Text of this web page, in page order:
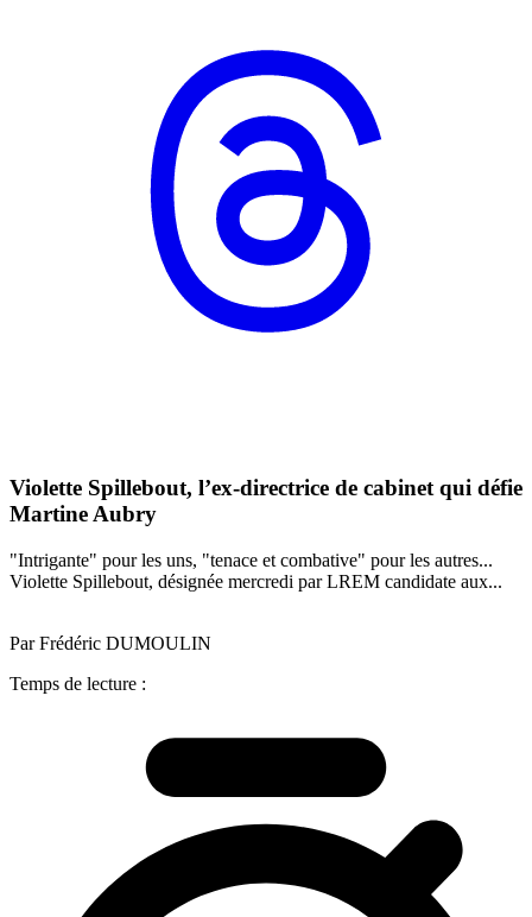
Violette Spillebout, l’ex-directrice de cabinet qui défie
Martine Aubry
"Intrigante" pour les uns, "tenace et combative" pour les autres...
Violette Spillebout, désignée mercredi par LREM candidate aux...
Par Frédéric DUMOULIN
Temps de lecture :